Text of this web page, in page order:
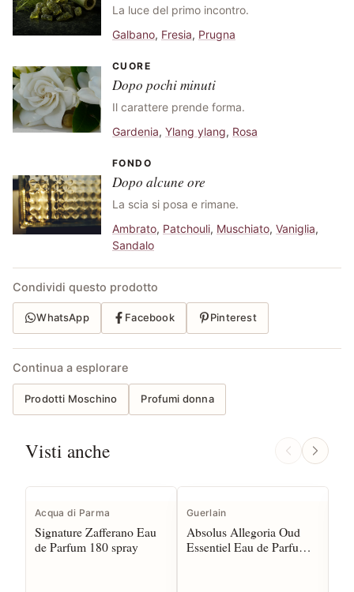
La luce del primo incontro.
Galbano, Fresia, Prugna
CUORE
Dopo pochi minuti
Il carattere prende forma.
Gardenia, Ylang ylang, Rosa
FONDO
Dopo alcune ore
La scia si posa e rimane.
Ambrato, Patchouli, Muschiato, Vaniglia,
Sandalo
Condividi questo prodotto
WhatsApp Facebook Pinterest
Continua a esplorare
Prodotti Moschino Profumi donna
Visti anche
Acqua di Parma
Signature Zafferano Eau
de Parfum 180 spray
Guerlain
Absolus Allegoria Oud
Essentiel Eau de Parfum